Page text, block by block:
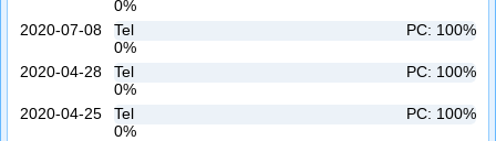
0%
2020-07-08
PC: 100%
Tel
0%
2020-04-28
PC: 100%
Tel
0%
2020-04-25
PC: 100%
Tel
0%